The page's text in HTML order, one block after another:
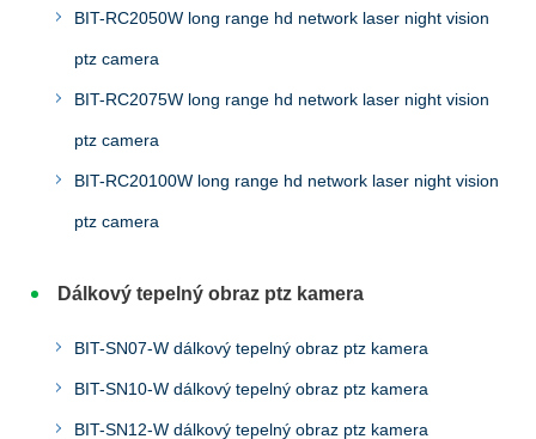
BIT-RC2050W long range hd network laser night vision
ptz camera
BIT-RC2075W long range hd network laser night vision
ptz camera
BIT-RC20100W long range hd network laser night vision
ptz camera
Dálkový tepelný obraz ptz kamera
BIT-SN07-W dálkový tepelný obraz ptz kamera
BIT-SN10-W dálkový tepelný obraz ptz kamera
BIT-SN12-W dálkový tepelný obraz ptz kamera